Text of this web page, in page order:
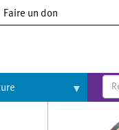
Faire un don